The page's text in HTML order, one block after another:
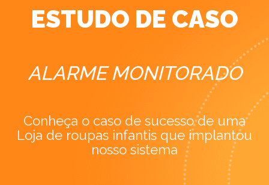
ESTUDO DE CASO
ALARME MONITORADO
Conheça o caso de sucesso de uma
Loja de roupas infantis que implantou
nosso sistema